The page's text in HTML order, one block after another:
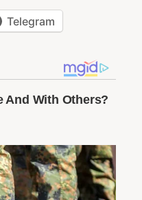
Telegram